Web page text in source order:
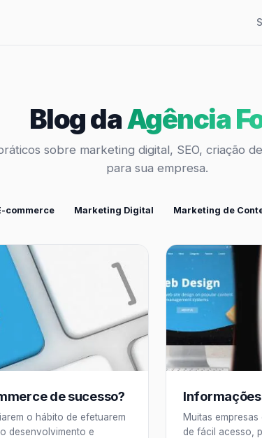
Blog daAgência
sobre marketing digital, SEO, criação
para sua empresa.
commerce Marketing Digital Marketing de
de sucesso?
o hábito de efetuarem
desenvolvimento e
Muitas
de fácil acesso,